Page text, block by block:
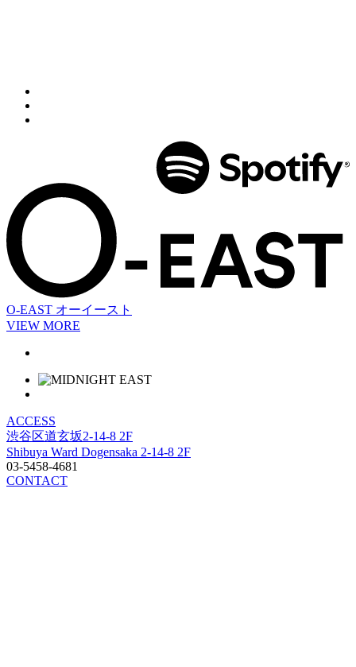
O-EAST オーイースト
VIEW MORE
ACCESS
渋谷区道玄坂2-14-8 2F
Shibuya Ward Dogensaka 2-14-8 2F
03-5458-4681
CONTACT